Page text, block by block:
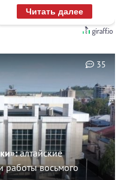
раз
Читать далее
алтайские
работы восьмого
35